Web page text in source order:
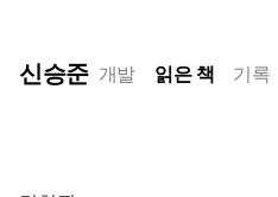
신승준 개발 읽은 책 기록